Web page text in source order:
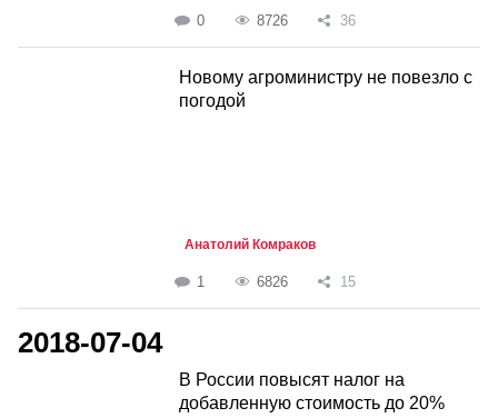
0 8726 36
Новому агроминистру не повезло с
погодой
Анатолий Комраков
1 6826 15
2018-07-04
В России повысят налог на
добавленную стоимость до 20%